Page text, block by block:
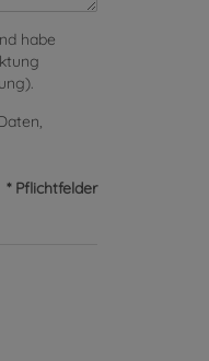
habe
* Pflichtfelder